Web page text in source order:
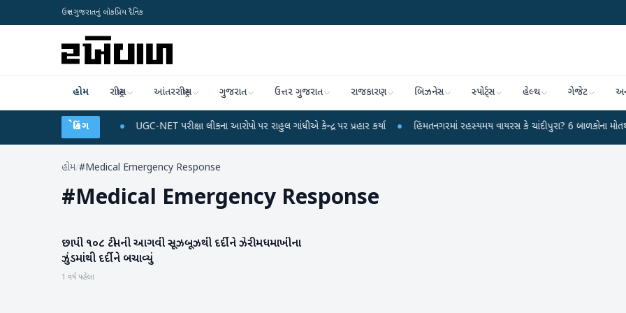
ઉત્તર ગુજરાતનું લોકપ્રિય દૈનિક
હોમ રાષ્ટ્રીય આંતરરાષ્ટ્રીય ગુજરાત ઉત્તર ગુજરાત રાજકારણ બિઝનેસ સ્પોર્ટ્સ હેલ્થ ગેજેટ
બ્રેકિંગ
● UGC-NET પરીક્ષા લીકના આરોપો પર રાહુલ ગાંધીએ કેન્દ્ર પર પ્રહાર કર્યા ● હિંમતનગરમાં રહસ્યમય વાયરસ કે ચાંદીપુરા? 6 બાળકોના મોતથી ફફડાટ
હોમ/#Medical Emergency Response
#Medical Emergency Response
બનાસકાંઠા
છાપી ૧૦૮ ટીમની આગવી સૂઝબૂઝથી દર્દીને ઝેરી મધમાખીના
ઝુંડમાંથી દર્દીને બચાવ્યું
1 વર્ષ પહેલા